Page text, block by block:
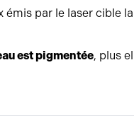
émis par le laser cible la
est pigmentée, plus